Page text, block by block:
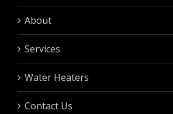
About
Services
Water Heaters
Contact Us